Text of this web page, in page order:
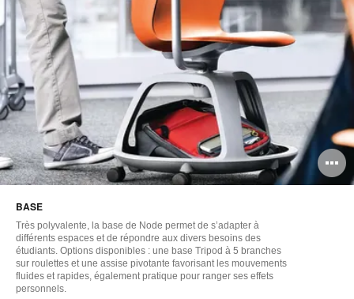
BASE
Très polyvalente, la base de Node permet de s’adapter à
différents espaces et de répondre aux divers besoins des
étudiants. Options disponibles : une base Tripod à 5 branches
sur roulettes et une assise pivotante favorisant les mouvements
fluides et rapides, également pratique pour ranger ses effets
personnels.